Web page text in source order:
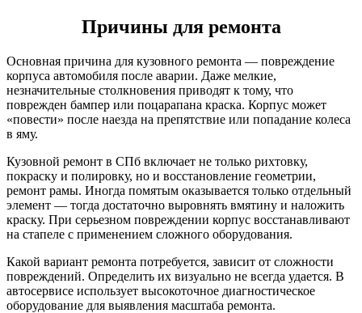
Причины для ремонта
Основная причина для кузовного ремонта — повреждение
корпуса автомобиля после аварии. Даже мелкие,
незначительные столкновения приводят к тому, что
поврежден бампер или поцарапана краска. Корпус может
«повести» после наезда на препятствие или попадание колеса
в яму.
Кузовной ремонт в СПб включает не только рихтовку,
покраску и полировку, но и восстановление геометрии,
ремонт рамы. Иногда помятым оказывается только отдельный
элемент — тогда достаточно выровнять вмятину и наложить
краску. При серьезном повреждении корпус восстанавливают
на стапеле с применением сложного оборудования.
Какой вариант ремонта потребуется, зависит от сложности
повреждений. Определить их визуально не всегда удается. В
автосервисе использует высокоточное диагностическое
оборудование для выявления масштаба ремонта.